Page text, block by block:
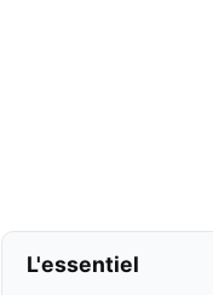
L'essentiel